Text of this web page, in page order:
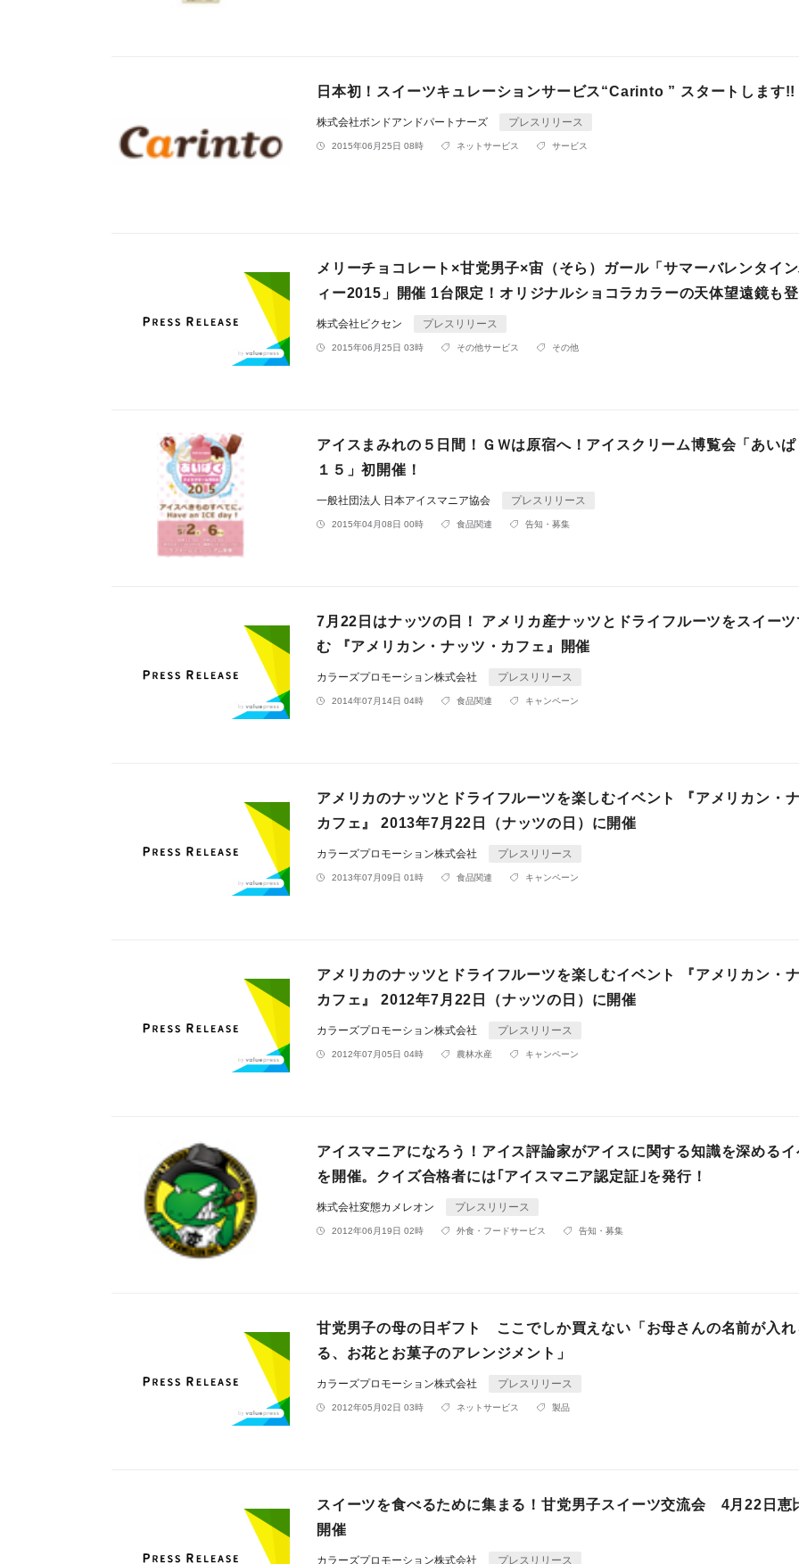
日本初！スイーツキュレーションサービス“Carinto ” スタートします!!
株式会社ボンドアンドパートナーズ プレスリリース
2015年06月25日 08時 ネットサービス サービス
メリーチョコレート×甘党男子×宙（そら）ガール「サマーバレンタイ
ィー2015」開催 1台限定！オリジナルショコラカラーの天体望遠鏡も
株式会社ビクセン プレスリリース
2015年06月25日 03時 その他サービス その他
アイスまみれの５日間！ＧＷは原宿へ！アイスクリーム博覧会「あい
１５」初開催！
一般社団法人 日本アイスマニア協会 プレスリリース
2015年04月08日 00時 食品関連 告知・募集
7月22日はナッツの日！ アメリカ産ナッツとドライフルーツをスイー
む 『アメリカン・ナッツ・カフェ』開催
カラーズプロモーション株式会社 プレスリリース
2014年07月14日 04時 食品関連 キャンペーン
アメリカのナッツとドライフルーツを楽しむイベント 『アメリカン・
カフェ』 2013年7月22日（ナッツの日）に開催
カラーズプロモーション株式会社 プレスリリース
2013年07月09日 01時 食品関連 キャンペーン
アメリカのナッツとドライフルーツを楽しむイベント 『アメリカン・
カフェ』 2012年7月22日（ナッツの日）に開催
カラーズプロモーション株式会社 プレスリリース
2012年07月05日 04時 農林水産 キャンペーン
アイスマニアになろう！アイス評論家がアイスに関する知識を深める
を開催。クイズ合格者には｢アイスマニア認定証｣を発行！
株式会社変態カメレオン プレスリリース
2012年06月19日 02時 外食・フードサービス 告知・募集
甘党男子の母の日ギフト ここでしか買えない「お母さんの名前が入れ
る、お花とお菓子のアレンジメント」
カラーズプロモーション株式会社 プレスリリース
2012年05月02日 03時 ネットサービス 製品
スイーツを食べるために集まる！甘党男子スイーツ交流会 4月22日恵
開催
カラーズプロモーション株式会社 プレスリリース